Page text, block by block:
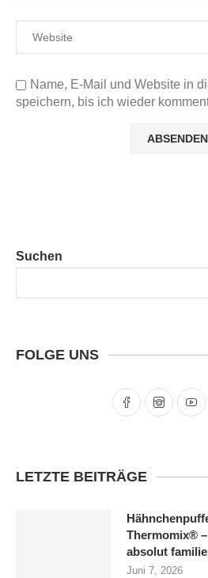
Name, E-Mail und Website in
speichern, bis ich wieder
Suchen
FOLGE UNS
LETZTE BEITRÄGE
Thermomix®
absolut
Juni 7, 2026